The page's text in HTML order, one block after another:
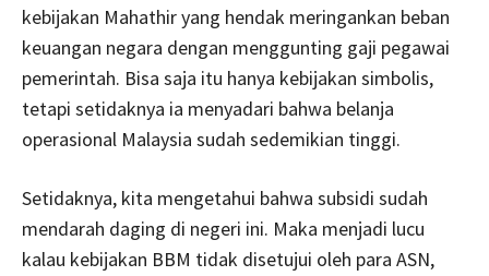
kebijakan Mahathir yang hendak meringankan beban
keuangan negara dengan menggunting gaji pegawai
pemerintah. Bisa saja itu hanya kebijakan simbolis,
tetapi setidaknya ia menyadari bahwa belanja
operasional Malaysia sudah sedemikian tinggi.
Setidaknya, kita mengetahui bahwa subsidi sudah
mendarah daging di negeri ini. Maka menjadi lucu
kalau kebijakan BBM tidak disetujui oleh para ASN,